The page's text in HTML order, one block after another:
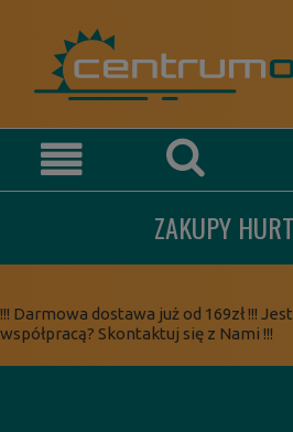
ZAKUPY
!!! Darmowa dostawa już od 169zł !!!
współpracą? Skontaktuj się z Nami !!!